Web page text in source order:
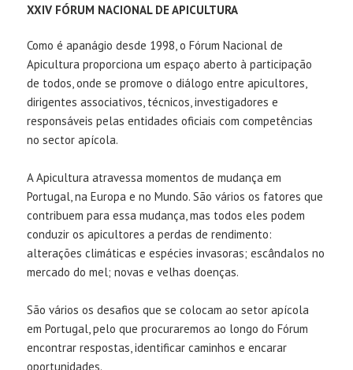
XXIV FÓRUM NACIONAL DE APICULTURA
Como é apanágio desde 1998, o Fórum Nacional de
Apicultura proporciona um espaço aberto à participação
de todos, onde se promove o diálogo entre apicultores,
dirigentes associativos, técnicos, investigadores e
responsáveis pelas entidades oficiais com competências
no sector apícola.
A Apicultura atravessa momentos de mudança em
Portugal, na Europa e no Mundo. São vários os fatores que
contribuem para essa mudança, mas todos eles podem
conduzir os apicultores a perdas de rendimento:
alterações climáticas e espécies invasoras; escândalos no
mercado do mel; novas e velhas doenças.
São vários os desafios que se colocam ao setor apícola
em Portugal, pelo que procuraremos ao longo do Fórum
encontrar respostas, identificar caminhos e encarar
oportunidades.